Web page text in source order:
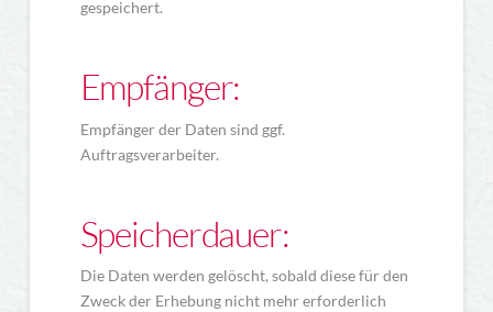
gespeichert.
Empfänger:
Empfänger der Daten sind ggf.
Auftragsverarbeiter.
Speicherdauer:
Die Daten werden gelöscht, sobald diese für den
Zweck der Erhebung nicht mehr erforderlich